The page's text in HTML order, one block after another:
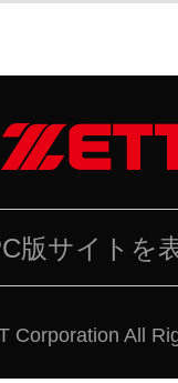
版サイトを
Corporation All